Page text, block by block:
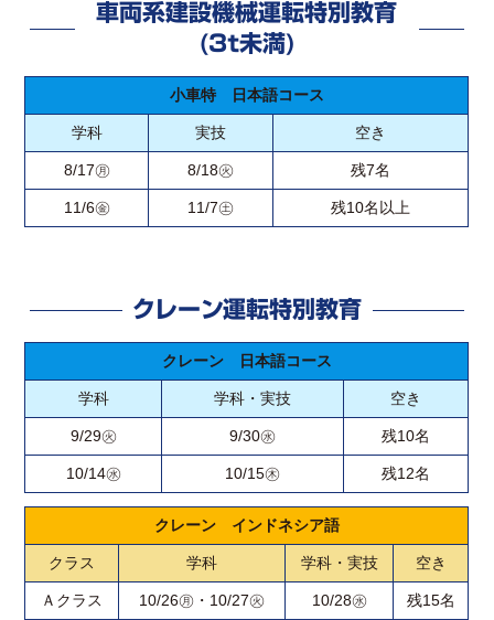
車両系建設機械運転特別教育
(3ｔ未満)
小車特 日本語コース
学科 実技 空き
8/17㊊ 8/18㊋ 残7名
11/6㊎ 11/7㊏ 残10名以上
クレーン運転特別教育
クレーン 日本語コース
学科 学科・実技 空き
9/29㊋ 9/30㊌ 残10名
10/14㊌ 10/15㊍ 残12名
クレーン インドネシア語
クラス 学科 学科・実技 空き
Ａクラス 10/26㊊・10/27㊋ 10/28㊌ 残15名